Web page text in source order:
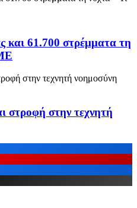
και 61.700 στρέμματα τη
στροφή στην τεχνητή